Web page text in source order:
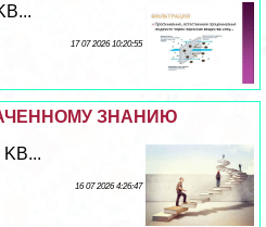
17 07 2026 10:20:55
ЗНАНИЮ
16 07 2026 4:26:47